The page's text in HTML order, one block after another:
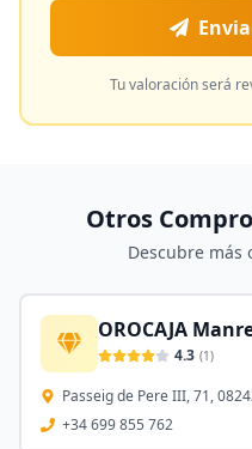
Tu valoración será
Otros
Descubre más
OROCAJA
4.3 (1)
Passeig de Pere III, 71,
+34 699 855 762